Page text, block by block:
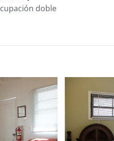
doble